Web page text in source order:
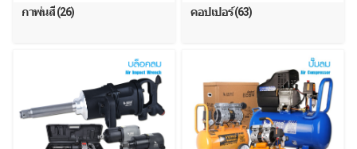
กาพ่นสี (26) คอปเปอร์ (63)